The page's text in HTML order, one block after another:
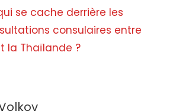
se cache derrière les
consulaires entre
la Thaïlande ?